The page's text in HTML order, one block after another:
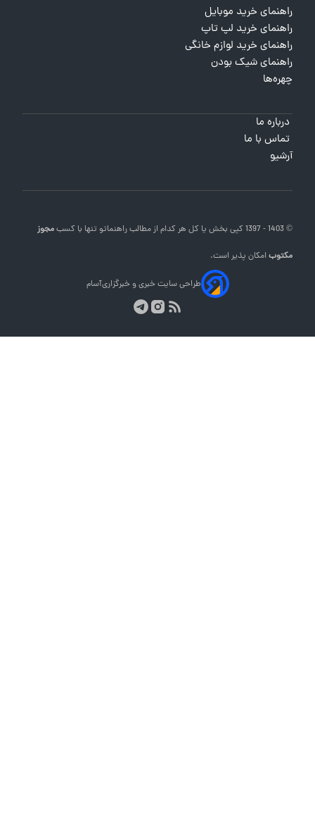
راهنمای خرید موبایل
راهنمای خرید لپ تاپ
راهنمای خرید لوازم خانگی
راهنمای شیک بودن
چهره‌ها
درباره ما
تماس با ما
آرشیو
© 1403 - 1397 کپی بخش یا کل هر کدام از مطالب راهنماتو تنها با کسبمجوز
مکتوبامکان پذیر است.
طراحی سایت خبری و خبرگزاریآسام